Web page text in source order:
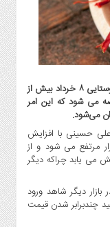
عضو شورای ملی زعفران گفت: بنابر اعلام تعاون روستایی ۸ خرداد بیش از
می شود که این امر
می‌شود.
حسینی با افزایش
مرتفع می شود و از
می یابد چراکه دیگر
دیگر شاهد ورود
چندبرابر شدن قیمت